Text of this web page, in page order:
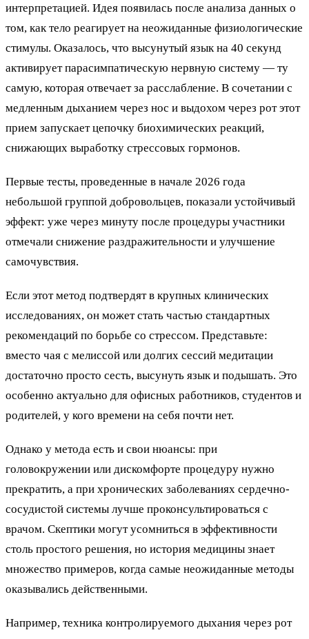
интерпретацией. Идея появилась после анализа данных о
том, как тело реагирует на неожиданные физиологические
стимулы. Оказалось, что высунутый язык на 40 секунд
активирует парасимпатическую нервную систему — ту
самую, которая отвечает за расслабление. В сочетании с
медленным дыханием через нос и выдохом через рот этот
прием запускает цепочку биохимических реакций,
снижающих выработку стрессовых гормонов.
Первые тесты, проведенные в начале 2026 года
небольшой группой добровольцев, показали устойчивый
эффект: уже через минуту после процедуры участники
отмечали снижение раздражительности и улучшение
самочувствия.
Если этот метод подтвердят в крупных клинических
исследованиях, он может стать частью стандартных
рекомендаций по борьбе со стрессом. Представьте:
вместо чая с мелиссой или долгих сессий медитации
достаточно просто сесть, высунуть язык и подышать. Это
особенно актуально для офисных работников, студентов и
родителей, у кого времени на себя почти нет.
Однако у метода есть и свои нюансы: при
головокружении или дискомфорте процедуру нужно
прекратить, а при хронических заболеваниях сердечно-
сосудистой системы лучше проконсультироваться с
врачом. Скептики могут усомниться в эффективности
столь простого решения, но история медицины знает
множество примеров, когда самые неожиданные методы
оказывались действенными.
Например, техника контролируемого дыхания через рот